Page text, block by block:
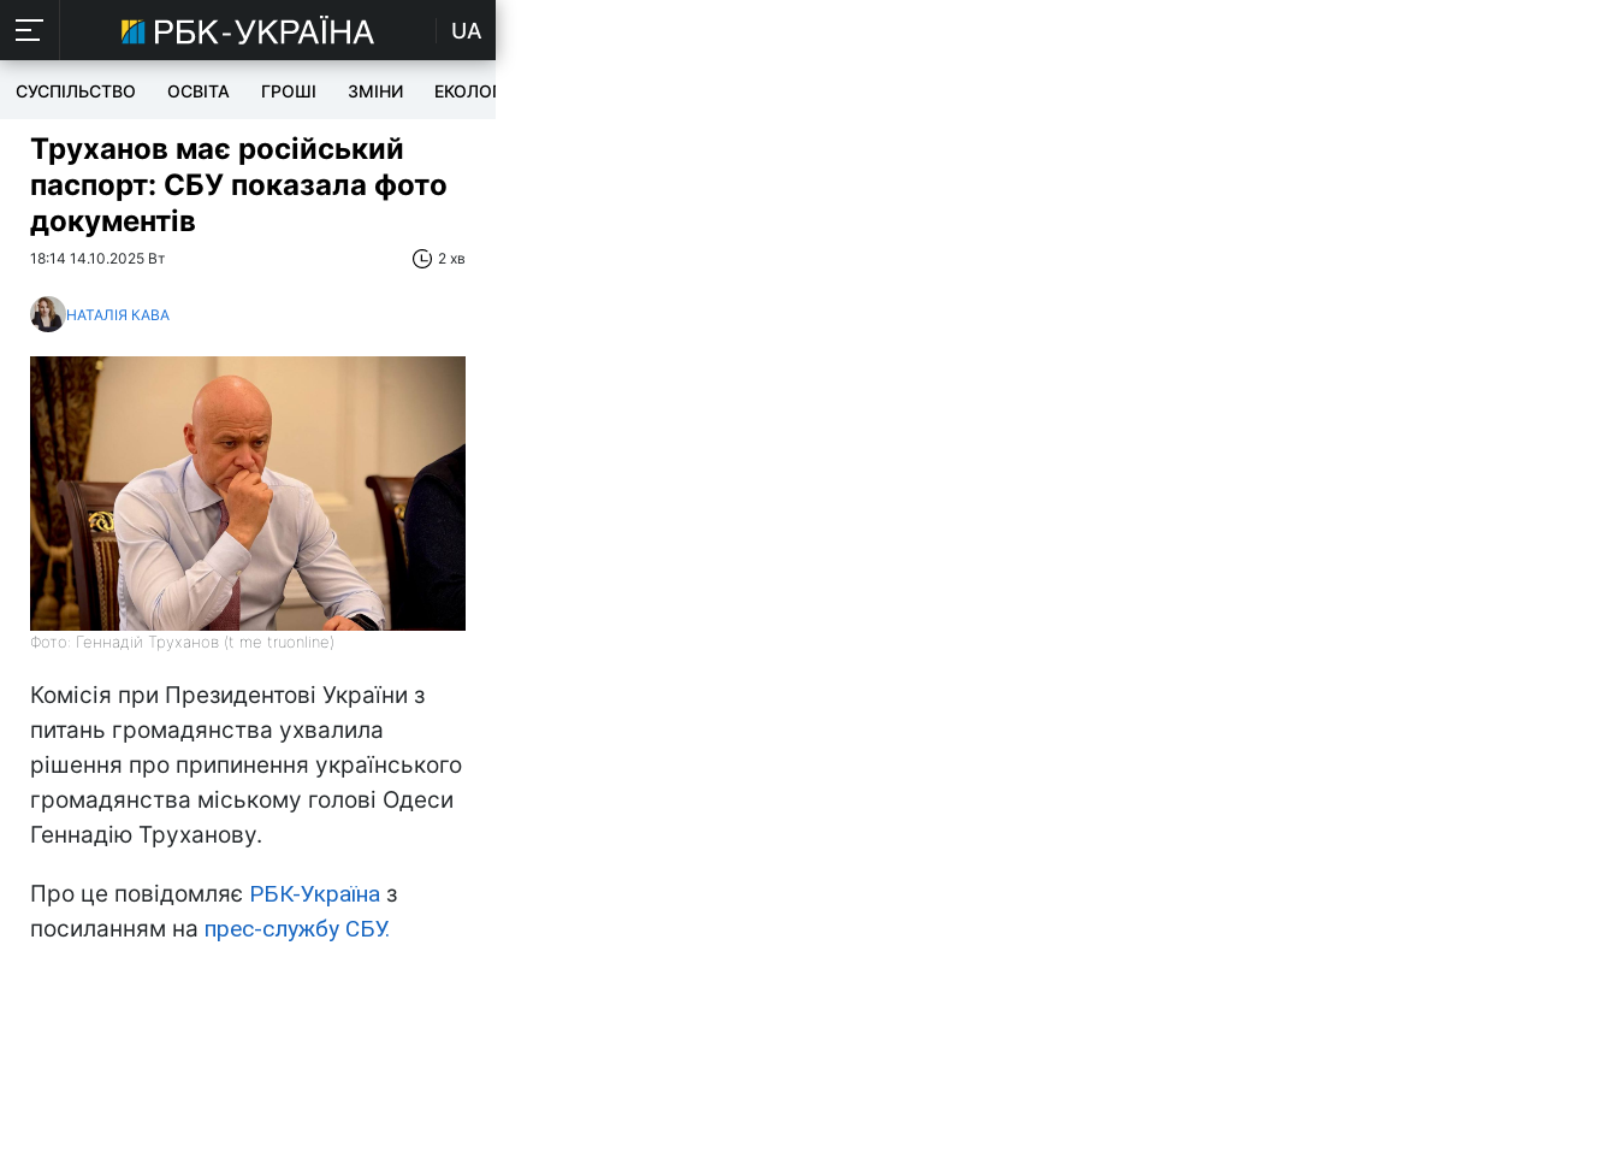
UA
СУСПІЛЬСТВО ОСВІТА ГРОШІ ЗМІНИ ЕКОЛОГІЯ
Труханов має російський
паспорт: СБУ показала фото
документів
18:14 14.10.2025 Вт 2 хв
НАТАЛІЯ КАВА
Фото: Геннадій Труханов (t me truonline)
Комісія при Президентові України з
питань громадянства ухвалила
рішення про припинення українського
громадянства міському голові Одеси
Геннадію Труханову.
Про це повідомляє РБК-Україна з
посиланням на прес-службу СБУ.